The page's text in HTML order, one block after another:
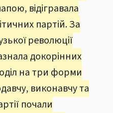
відігравала
партій. За
революції
докорінних
на три форми
виконавчу та
почали